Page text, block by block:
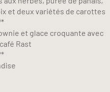
et deux variétés de carottes
et glace croquante avec
Rast